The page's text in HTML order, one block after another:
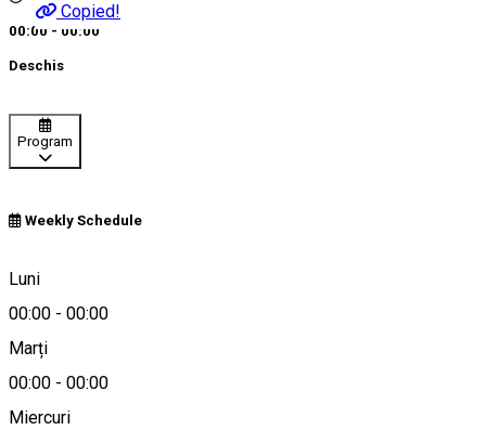
Copied!
00:00 - 00:00
Deschis
Program
Weekly Schedule
Luni
00:00 - 00:00
Marți
00:00 - 00:00
Miercuri
Piața Mică
Hartă
Despre